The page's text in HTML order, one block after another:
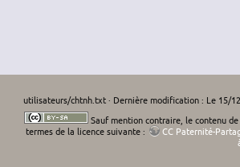
utilisateurs/chtnh.txt· Dernière modification : Le 15/
Sauf mention contraire, le contenu
termes de la licence suivante :
CC Paternité-